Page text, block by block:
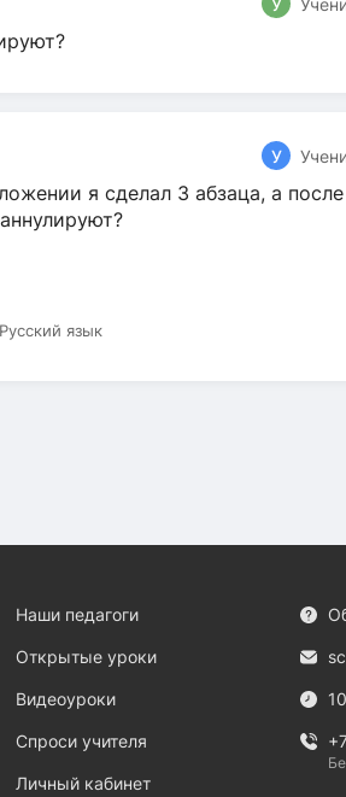
У
я сделал 3 абзаца, а после
язык
Наши педагоги
Открытые уроки
Видеоуроки
Спроси учителя
Личный кабинет